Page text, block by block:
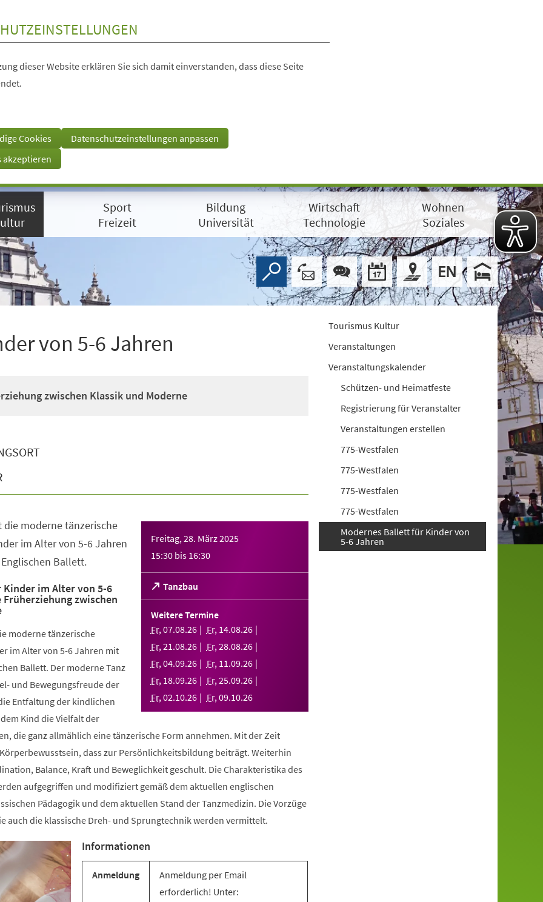
dieser Website erklären Sie sich damit einverstanden, dass diese Seite
Cookies
Datenschutzeinstellungen anpassen
akzeptieren
Sport
Freizeit
Bildung
Universität
Wirtschaft
Technologie
Wohnen
Soziales
von 5-6 Jahren
zwischen Klassik und Moderne
Freitag, 28. März 2025
15:30 bis 16:30
Tanzbau
(Öffnet
in
einem
Tab)
Weitere Termine
Fr,07.08.26 Fr, 14.08.26
Fr,21.08.26 Fr,28.08.26
Fr,04.09.26 Fr, 11.09.26
Fr, 18.09.26 Fr,25.09.26
Fr,02.10.26 Fr,09.10.26
die moderne tänzerische
im Alter von 5-6 Jahren
Ballett.
im Alter von 5-6
zwischen
moderne tänzerische
im Alter von 5-6 Jahren mit
Ballett. Der moderne Tanz
und Bewegungsfreude der
Entfaltung der kindlichen
Kind die Vielfalt der
die ganz allmählich eine tänzerische Form annehmen. Mit der Zeit
dass zur Persönlichkeitsbildung beiträgt. Weiterhin
Balance, Kraft und Beweglichkeit geschult. Die Charakteristika des
aufgegriffen und modifiziert gemäß dem aktuellen englischen
Pädagogik und dem aktuellen Stand der Tanzmedizin. Die Vorzüge
auch die klassische Dreh- und Sprungtechnik werden vermittelt.
Informationen
Anmeldung
Anmeldung per Email
erforderlich! Unter:
Tourismus Kultur
Veranstaltungen
Veranstaltungskalender
Schützen- und Heimatfeste
Registrierung für Veranstalter
Veranstaltungen erstellen
775-Westfalen
775-Westfalen
775-Westfalen
775-Westfalen
Modernes Ballett für Kinder von
5-6 Jahren